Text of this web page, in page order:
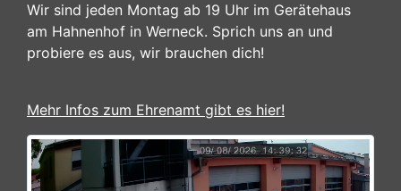
Wir sind jeden Montag ab 19 Uhr im Gerätehaus
am Hahnenhof in Werneck. Sprich uns an und
probiere es aus, wir brauchen dich!
Mehr Infos zum Ehrenamt gibt es hier!